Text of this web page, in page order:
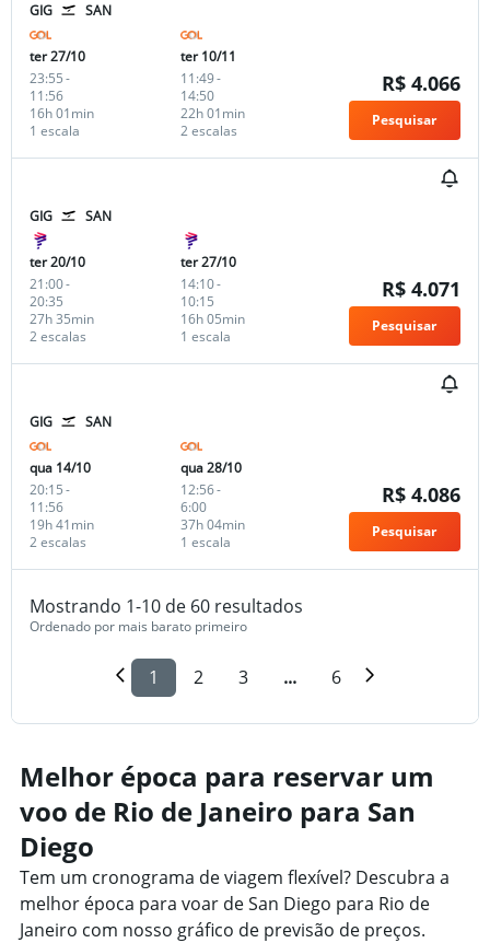
GIG SAN
ter 27/10
23:55-
11:56
1 escala
16h 01min
ter 10/11
11:49-
14:50
2 escalas
22h 01min
R$ 4.066
Pesquisar
GIG SAN
ter 20/10
21:00-
20:35
2 escalas
27h 35min
ter 27/10
14:10-
10:15
1 escala
16h 05min
R$ 4.071
Pesquisar
GIG SAN
qua 14/10
20:15-
11:56
2 escalas
19h 41min
qua 28/10
12:56-
6:00
1 escala
37h 04min
R$ 4.086
Pesquisar
Mostrando 1-10 de 60 resultados
Ordenado por mais barato primeiro
1 2 3 ... 6
Melhor época para reservar um
voo de Rio de Janeiro para San
Diego
Tem um cronograma de viagem flexível? Descubra a
melhor época para voar de San Diego para Rio de
Janeiro com nosso gráfico de previsão de preços.